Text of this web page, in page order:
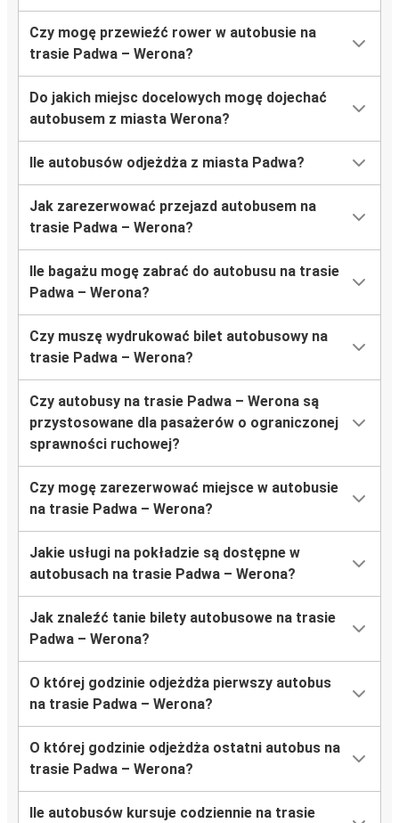
Czy mogę przewieźć rower w autobusie na
trasie Padwa – Werona?
Do jakich miejsc docelowych mogę dojechać
autobusem z miasta Werona?
Ile autobusów odjeżdża z miasta Padwa?
Jak zarezerwować przejazd autobusem na
trasie Padwa – Werona?
Ile bagażu mogę zabrać do autobusu na trasie
Padwa – Werona?
Czy muszę wydrukować bilet autobusowy na
trasie Padwa – Werona?
Czy autobusy na trasie Padwa – Werona są
przystosowane dla pasażerów o ograniczonej
sprawności ruchowej?
Czy mogę zarezerwować miejsce w autobusie
na trasie Padwa – Werona?
Jakie usługi na pokładzie są dostępne w
autobusach na trasie Padwa – Werona?
Jak znaleźć tanie bilety autobusowe na trasie
Padwa – Werona?
O której godzinie odjeżdża pierwszy autobus
na trasie Padwa – Werona?
O której godzinie odjeżdża ostatni autobus na
trasie Padwa – Werona?
Ile autobusów kursuje codziennie na trasie